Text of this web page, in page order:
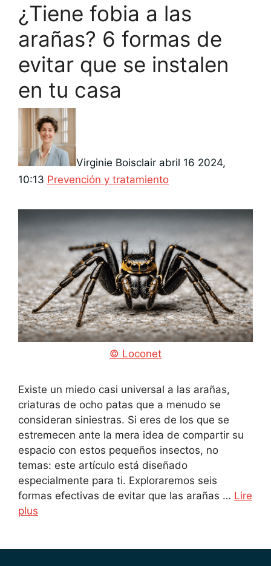
¿Tiene fobia a las
arañas? 6 formas de
evitar que se instalen
en tu casa
Virginie Boisclair abril 16 2024,
10:13 Categorías
Prevención y tratamiento
© Loconet
Existe un miedo casi universal a las arañas,
criaturas de ocho patas que a menudo se
consideran siniestras. Si eres de los que se
estremecen ante la mera idea de compartir su
espacio con estos pequeños insectos, no
temas: este artículo está diseñado
especialmente para ti. Exploraremos seis
formas efectivas de evitar que las arañas … Lire
plus